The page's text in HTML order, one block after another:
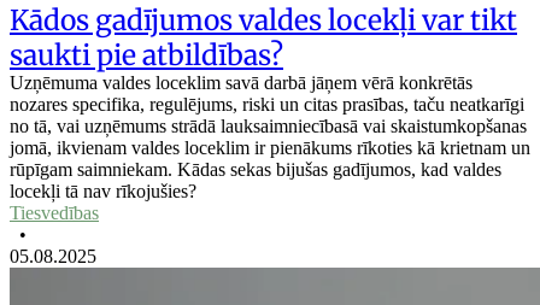
Kādos gadījumos valdes locekļi var tikt
saukti pie atbildības?
Uzņēmuma valdes loceklim savā darbā jāņem vērā konkrētās
nozares specifika, regulējums, riski un citas prasības, taču neatkarīgi
no tā, vai uzņēmums strādā lauksaimniecībasā vai skaistumkopšanas
jomā, ikvienam valdes loceklim ir pienākums rīkoties kā krietnam un
rūpīgam saimniekam. Kādas sekas bijušas gadījumos, kad valdes
locekļi tā nav rīkojušies?
Tiesvedības
•
05.08.2025